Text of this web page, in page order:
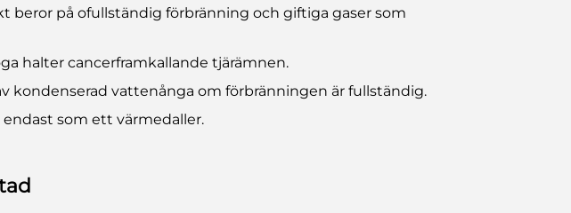
beror på ofullständig förbränning och giftiga gaser som
halter cancerframkallande tjärämnen.
kondenserad vattenånga om förbränningen är fullständig.
endast som ett värmedaller.